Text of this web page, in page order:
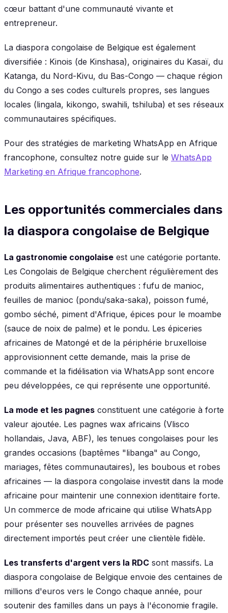
cœur battant d'une communauté vivante et
entrepreneur.
La diaspora congolaise de Belgique est également
diversifiée : Kinois (de Kinshasa), originaires du Kasaï, du
Katanga, du Nord-Kivu, du Bas-Congo — chaque région
du Congo a ses codes culturels propres, ses langues
locales (lingala, kikongo, swahili, tshiluba) et ses réseaux
communautaires spécifiques.
Pour des stratégies de marketing WhatsApp en Afrique
francophone, consultez notre guide sur le WhatsApp
Marketing en Afrique francophone.
Les opportunités commerciales dans
la diaspora congolaise de Belgique
La gastronomie congolaise est une catégorie portante.
Les Congolais de Belgique cherchent régulièrement des
produits alimentaires authentiques : fufu de manioc,
feuilles de manioc (pondu/saka-saka), poisson fumé,
gombo séché, piment d'Afrique, épices pour le moambe
(sauce de noix de palme) et le pondu. Les épiceries
africaines de Matongé et de la périphérie bruxelloise
approvisionnent cette demande, mais la prise de
commande et la fidélisation via WhatsApp sont encore
peu développées, ce qui représente une opportunité.
La mode et les pagnes constituent une catégorie à forte
valeur ajoutée. Les pagnes wax africains (Vlisco
hollandais, Java, ABF), les tenues congolaises pour les
grandes occasions (baptêmes "libanga" au Congo,
mariages, fêtes communautaires), les boubous et robes
africaines — la diaspora congolaise investit dans la mode
africaine pour maintenir une connexion identitaire forte.
Un commerce de mode africaine qui utilise WhatsApp
pour présenter ses nouvelles arrivées de pagnes
directement importés peut créer une clientèle fidèle.
Les transferts d'argent vers la RDC sont massifs. La
diaspora congolaise de Belgique envoie des centaines de
millions d'euros vers le Congo chaque année, pour
soutenir des familles dans un pays à l'économie fragile.